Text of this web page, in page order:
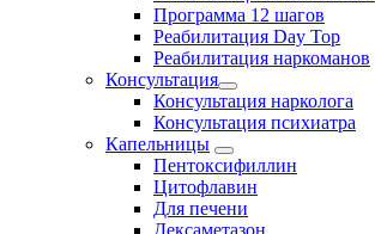
Программа 12 шагов
Реабилитация Day Top
Реабилитация наркоманов
Консультация
Консультация нарколога
Консультация психиатра
Капельницы
Пентоксифиллин
Цитофлавин
Для печени
Дексаметазон